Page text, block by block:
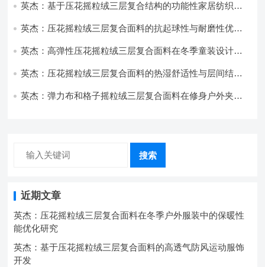
英杰：基于压花摇粒绒三层复合结构的功能性家居纺织品
英杰：压花摇粒绒三层复合面料的抗起球性与耐磨性优化
英杰：高弹性压花摇粒绒三层复合面料在冬季童装设计中
英杰：压花摇粒绒三层复合面料的热湿舒适性与层间结合
英杰：弹力布和格子摇粒绒三层复合面料在修身户外夹克
搜索
近期文章
英杰：压花摇粒绒三层复合面料在冬季户外服装中的保暖性
能优化研究
英杰：基于压花摇粒绒三层复合面料的高透气防风运动服饰
开发